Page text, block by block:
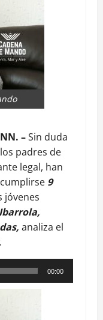
–Sin duda
padres de
legal, han
9
jóvenes
analiza el
.
00:00